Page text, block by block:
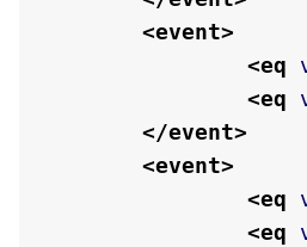
<event>
<eq
<eq
</event>
<event>
<eq
<eq